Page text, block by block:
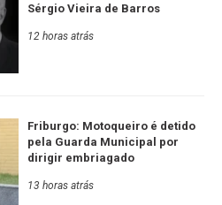
Sérgio Vieira de Barros
12 horas atrás
Friburgo: Motoqueiro é detido
pela Guarda Municipal por
dirigir embriagado
13 horas atrás